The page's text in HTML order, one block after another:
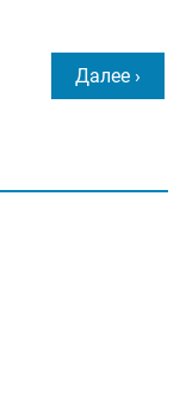
Далее ›